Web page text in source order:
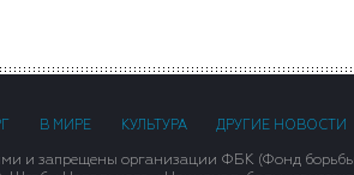
В МИРЕ КУЛЬТУРА ДРУГИЕ НОВОСТИ
и запрещены организации ФБК (Фонд